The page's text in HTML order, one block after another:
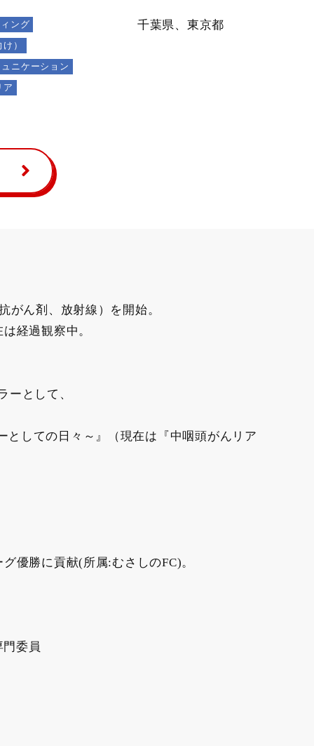
ング
）
ニケーション
ア
千葉県、東京都
がん剤、放射線）を開始。
経過観察中。
ーとして、
しての日々～』（現在は『中咽頭がんリア
優勝に貢献(所属:むさしのFC)。
委員